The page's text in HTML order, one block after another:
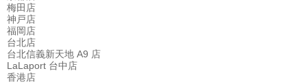
梅田店
神戸店
福岡店
台北店
台北信義新天地 A9 店
LaLaport 台中店
香港店